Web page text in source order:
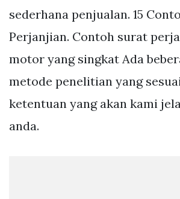
sederhana penjualan. 15
Perjanjian. Contoh surat
motor yang singkat Ada
metode penelitian yang
ketentuan yang akan kami
anda.